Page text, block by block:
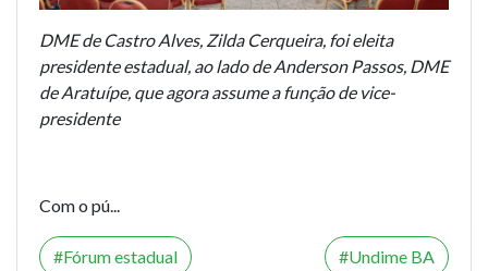
DME de Castro Alves, Zilda Cerqueira, foi eleita
presidente estadual, ao lado de Anderson Passos, DME
de Aratuípe, que agora assume a função de vice-
presidente
Com o pú...
Fórum estadual Undime BA